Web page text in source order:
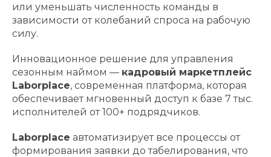
или уменьшать численность команды в
зависимости от колебаний спроса на рабочую
силу.
Инновационное решение для управления
сезонным наймом — кадровый маркетплейс
Laborplace, современная платформа, которая
обеспечивает мгновенный доступ к базе 7 тыс.
исполнителей от 100+ подрядчиков.
Laborplace автоматизирует все процессы от
формирования заявки до табелирования, что